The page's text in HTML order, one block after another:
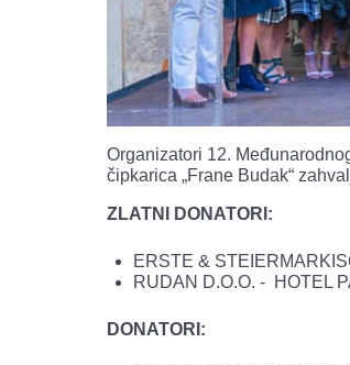
Organizatori 12.
čipkarica „Frane Budak“
ZLATNI DONATORI:
ERSTE &
RUDAN D.O.O. - HOTEL
DONATORI: